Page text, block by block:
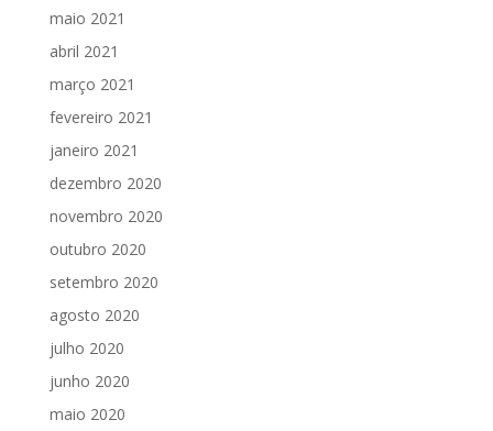
maio 2021
abril 2021
março 2021
fevereiro 2021
janeiro 2021
dezembro 2020
novembro 2020
outubro 2020
setembro 2020
agosto 2020
julho 2020
junho 2020
maio 2020